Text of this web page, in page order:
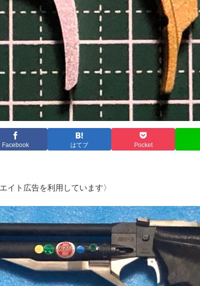
Facebook はてブ Pocket
イト広告を利用しています〉